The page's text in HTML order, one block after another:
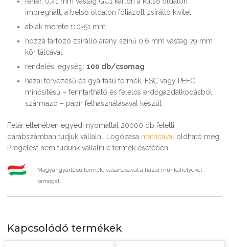
impregnált, a belső oldalon fóliázott zsírálló kivitel
ablak mérete 110×51 mm
hozzá tartozó zsírálló arany színű 0,6 mm vastag 79 mm
kör tálcával
rendelési egység: 100 db/csomag
hazai tervezésű és gyártású termék, FSC vagy PEFC
minősítésű – fenntartható és felelős erdőgazdálkodásból
származó – papír felhasználásával készül
Felár ellenében egyedi nyomattal 20000 db feletti
darabszámban tudjuk vállalni. Logózása matricával oldható meg.
Prégelést nem tudunk vállalni e termék esetében.
Magyar gyártású termék, vásárlásával a hazai munkahelyeket
támogat.
Kapcsolódó termékek